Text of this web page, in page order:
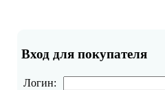
Вход для покупателя
Логин: